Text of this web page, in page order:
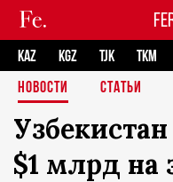
KAZ KGZ TJK TKM
НОВОСТИ
СТАТЬИ
$1 млрд на